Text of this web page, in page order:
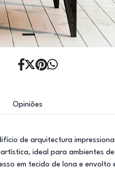
Opiniões
de arquitectura
ideal para ambientes
em tecido de lona e envolto